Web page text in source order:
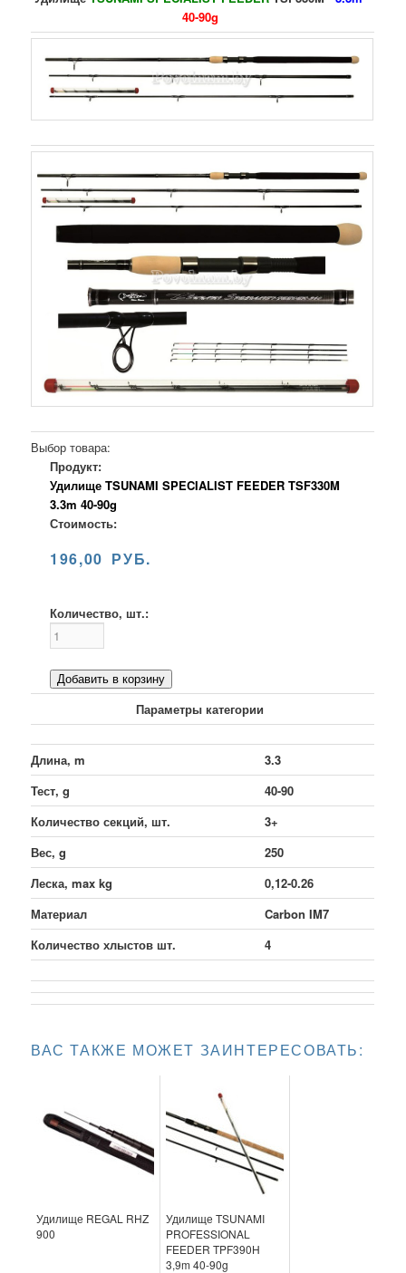
40-90g
Выбор товара:
Продукт:
Удилище TSUNAMI SPECIALIST FEEDER TSF330M
3.3m 40-90g
Стоимость:
196,00 РУБ.
Количество, шт.:
Добавить в корзину
Параметры категории
Длина, m
3.3
Тест, g
40-90
Количество секций, шт.
3+
Вес, g
250
Леска, max kg
0,12-0.26
Материал
Carbon IM7
Количество хлыстов шт.
4
ВАС ТАКЖЕ МОЖЕТ ЗАИНТЕРЕСОВАТЬ:
Удилище REGAL RHZ
900
Удилище TSUNAMI
PROFESSIONAL
FEEDER TPF390H
3,9m 40-90g